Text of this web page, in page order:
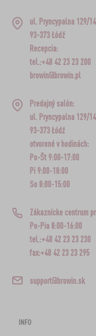
ul. Pryncypalna 129/
93-373 Łódź
Recepcia:
tel.:+48 42 23 23 200
browin@browin.pl
Predajný salón:
ul. Pryncypalna 129/
93-373 Łódź
otvorené v hodinách:
Po-Št 9:00-17:00
Pi 9:00-18:00
So 8:00-15:00
Zákaznícke centrum
Po-Pia 8:00-16:00
tel.:+48 42 23 23 230
fax:+48 42 23 23 295
support@browin.sk
INFO